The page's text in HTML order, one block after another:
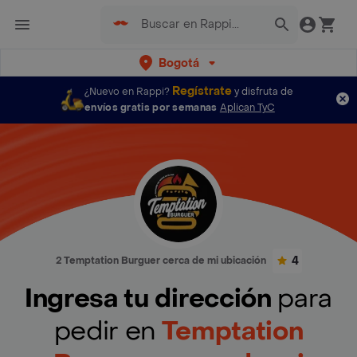
Bogotá
¿Nuevo en Rappi? Regístratey disfruta de
envíos gratis por semanas Aplican TyC
2 Temptation Burguer cerca de mi ubicación 4
Ingresa tu dirección para
pedir en Temptation